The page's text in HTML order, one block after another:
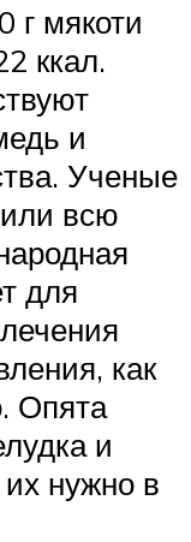
г мякоти
ккал.
и
Ученые
всю
для
как
Опята
и
их нужно в